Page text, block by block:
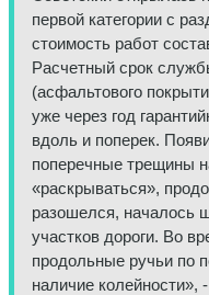
первой категории с
стоимость работ
Расчетный срок
(асфальтового
уже через год
вдоль и поперек.
поперечные трещины
«раскрываться»,
разошелся, началось
участков дороги. Во
продольные ручьи по
наличие колейности»,